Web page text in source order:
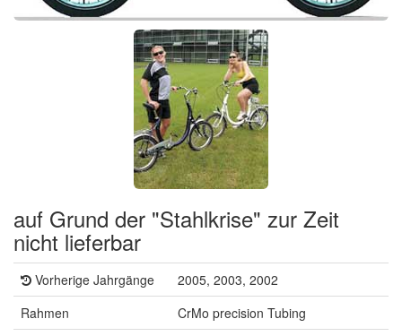
auf Grund der "Stahlkrise" zur Zeit
nicht lieferbar
Vorherige Jahrgänge
2005, 2003, 2002
Rahmen
CrMo precision Tubing